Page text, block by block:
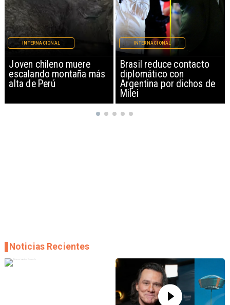
Brasil reduce contacto
diplomático con
Argentina por dichos de
INTERNACIONAL
China restringe
exportación de drones a
EEUU y sanciona
empresas
INTERNACIONAL
Noticias Recientes